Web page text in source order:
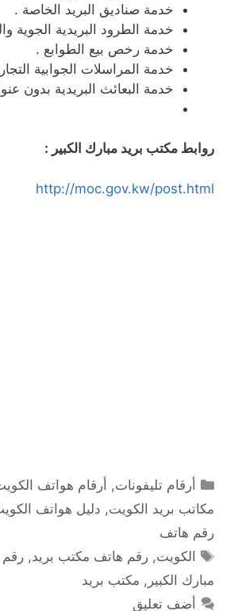
خدمة صناديق البريد الخاصة .
خدمة الطرود البريدية الجوية
خدمة رخص بيع الطوابع .
خدمة المراسلات الجوابية
خدمة البعائث البريدية بدون
روابط مكتب بريد مبارك الكبير :
http://moc.gov.kw/post.html
التصنيفات
أرقام تليفونات, أرقام هواتف
مكاتب بريد الكويت, دليل هواتف
رقم هاتف
الوسوم
الكويت,رقم هاتف مكتب بريد,
مبارك الكبير , مكتب بريد
أضف تعليق